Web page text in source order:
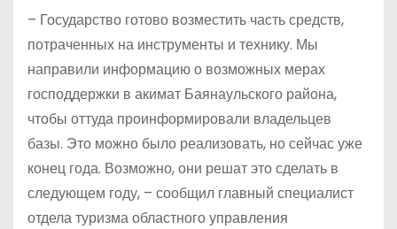
– Государство готово возместить часть средств,
потраченных на инструменты и технику. Мы
направили информацию о возможных мерах
господдержки в акимат Баянаульского района,
чтобы оттуда проинформировали владельцев
базы. Это можно было реализовать, но сейчас уже
конец года. Возможно, они решат это сделать в
следующем году, – сообщил главный специалист
отдела туризма областного управления